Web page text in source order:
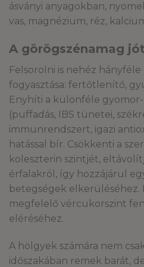
ásványi anyagokban,
vas, magnézium, réz,
A görögszénamag
Felsorolni is nehéz
fogyasztása: fertőtlenítő,
Enyhíti a különféle
(puffadás, IBS tünetei,
immunrendszert, igazi
hatással bír. Csökkenti a
koleszterin szintjét,
érfalakról, így hozzájárul
betegségek
megfelelő vércukorszint
eléréséhez.
A hölgyek számára nem
időszakában remek barát,